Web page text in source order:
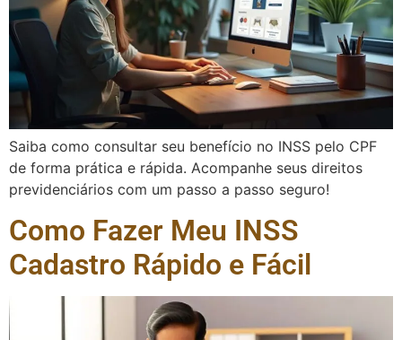
Saiba como consultar seu benefício no INSS pelo CPF
de forma prática e rápida. Acompanhe seus direitos
previdenciários com um passo a passo seguro!
Como Fazer Meu INSS
Cadastro Rápido e Fácil